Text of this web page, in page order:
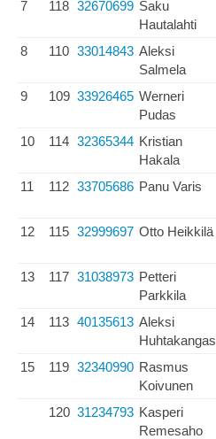
7 118 32670699 Saku
Hautalahti
8 110 33014843 Aleksi
Salmela
9 109 33926465 Werneri
Pudas
10 114 32365344 Kristian
Hakala
11 112 33705686 Panu Varis
12 115 32999697 Otto Heikkilä
13 117 31038973 Petteri
Parkkila
14 113 40135613 Aleksi
Huhtakangas
15 119 32340990 Rasmus
Koivunen
120 31234793 Kasperi
Remesaho